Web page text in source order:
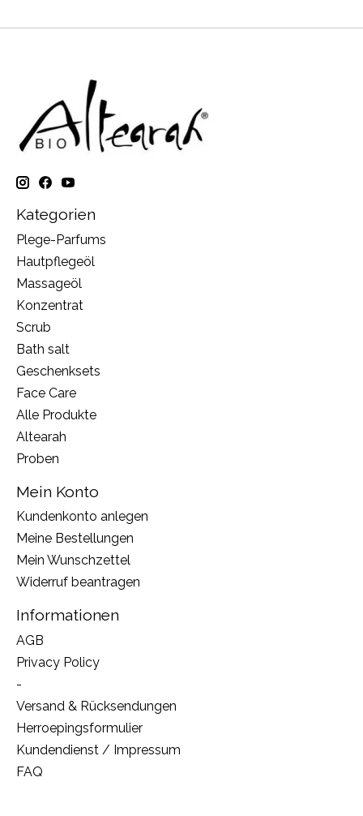
Kategorien
Plege-Parfums
Hautpflegeöl
Massageöl
Konzentrat
Scrub
Bath salt
Geschenksets
Face Care
Alle Produkte
Altearah
Proben
Mein Konto
Kundenkonto anlegen
Meine Bestellungen
Mein Wunschzettel
Widerruf beantragen
Informationen
AGB
Privacy Policy
-
Versand & Rücksendungen
Herroepingsformulier
Kundendienst / Impressum
FAQ